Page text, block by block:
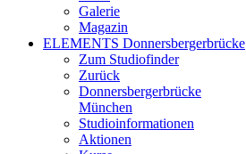
Galerie
Magazin
ELEMENTS Donnersbergerbrücke
Zum Studiofinder
Zurück
Donners­berger­brücke
München
Studioinformationen
Aktionen